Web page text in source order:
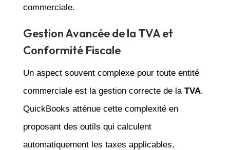
commerciale.
Gestion Avancée de la TVA et
Conformité Fiscale
Un aspect souvent complexe pour toute entité
commerciale est la gestion correcte de la TVA.
QuickBooks atténue cette complexité en
proposant des outils qui calculent
automatiquement les taxes applicables,